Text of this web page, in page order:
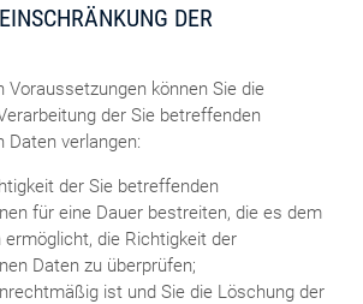
DER
Voraussetzungen können Sie die
der Sie betreffenden
Daten verlangen:
der Sie betreffenden
für eine Dauer bestreiten, die es dem
die Richtigkeit der
Daten zu überprüfen;
ist und Sie die Löschung der